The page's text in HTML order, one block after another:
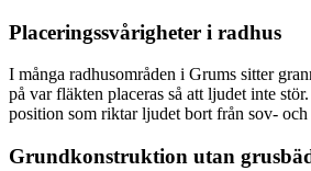
Placeringssvårigheter i radhus
I många radhusområden i Grums sitter
på var fläkten placeras så att ljudet inte
position som riktar ljudet bort från sov- och
Grundkonstruktion utan